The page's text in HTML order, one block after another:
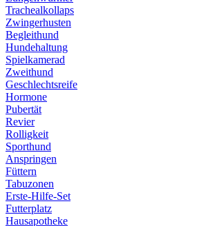
Trachealkollaps
Zwingerhusten
Begleithund
Hundehaltung
Spielkamerad
Zweithund
Geschlechtsreife
Hormone
Pubertät
Revier
Rolligkeit
Sporthund
Anspringen
Füttern
Tabuzonen
Erste-Hilfe-Set
Futterplatz
Hausapotheke